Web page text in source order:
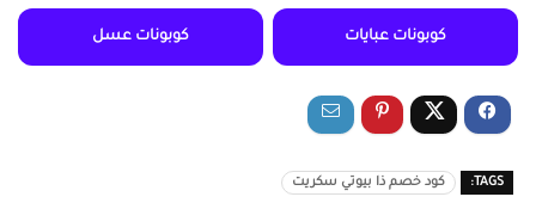
كوبونات عبايات كوبونات عسل
TAGS: كود خصم ذا بيوتي سكريت